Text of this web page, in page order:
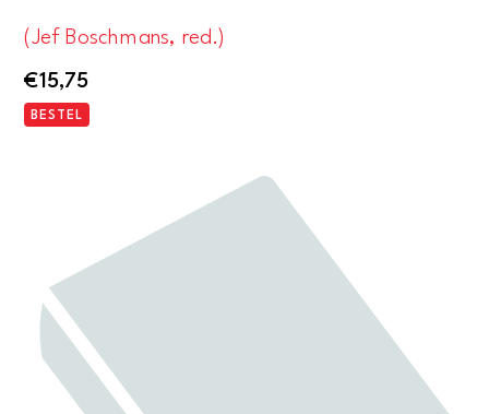
(Jef Boschmans, red.)
€15,75
BESTEL